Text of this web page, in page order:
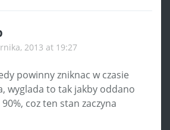
2013 at 19:27
powinny zniknac w czasie
wyglada to tak jakby oddano
coz ten stan zaczyna